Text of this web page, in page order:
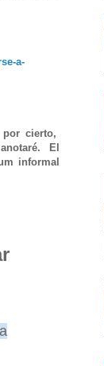
a-
cierto,
El
informal